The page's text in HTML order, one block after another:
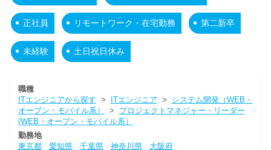
正社員 リモートワーク・在宅勤務 第二新卒
未経験 土日祝日休み
職種
ITエンジニアから探す > ITエンジニア > システム開発（WEB・
オープン・モバイル系）
> プロジェクトマネジャー・リーダー
(WEB・オープン・モバイル系）
勤務地
東京都
愛知県 千葉県 神奈川県
大阪府